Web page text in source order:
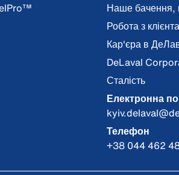
Наше бачення,
Робота з
Кар'єра в
DeLaval
Сталість
Електронна
Телефон
+38 044 462